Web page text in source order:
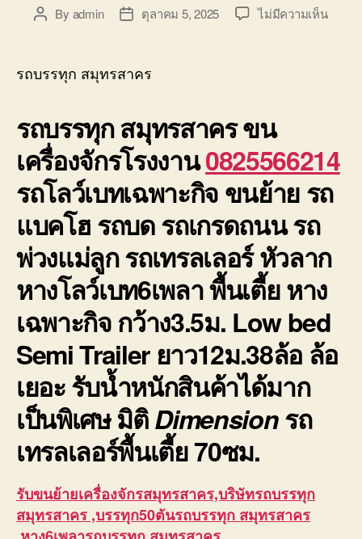
PostBy admin
Postตุลาคม 5, 2025 ไม่มีความเห็นบน
ถูก
มี
ประกัน
รถบรรทุก สมุทรสาคร
รถบรรทุก สมุทรสาคร ขน
เครื่องจักรโรงงาน0825566214
รถโลว์เบทเฉพาะกิจ ขนย้าย รถ
แบคโฮ รถบด รถเกรดถนน รถ
พ่วงแม่ลูก รถเทรลเลอร์ หัวลาก
หางโลว์เบท6เพลา พื้นเตี้ย หาง
เฉพาะกิจ กว้าง3.5ม. Low bed
Semi Trailer ยาว12ม.38ล้อ ล้อ
เยอะ รับน้ำหนักสินค้าได้มาก
เป็นพิเศษ มิติDimensionรถ
เทรลเลอร์พื้นเตี้ย70ซม.
รับขนย้ายเครื่องจักรสมุทรสาคร,บริษัทรถบรรทุก
สมุทรสาคร ,บรรทุก50ตันรถบรรทุก สมุทรสาคร